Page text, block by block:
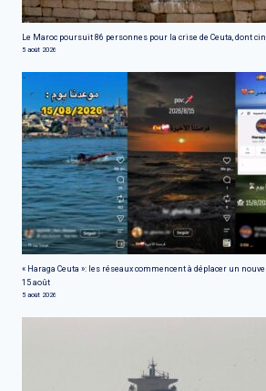
Le Maroc poursuit 86 personnes pour la crise de Ceuta, dont
5 août 2026
« Haraga Ceuta »: les réseaux commencent à déplacer un
15 août
5 août 2026